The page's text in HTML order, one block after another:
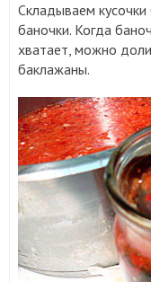
Складываем
баночки. Когда
хватает, можно
баклажаны.